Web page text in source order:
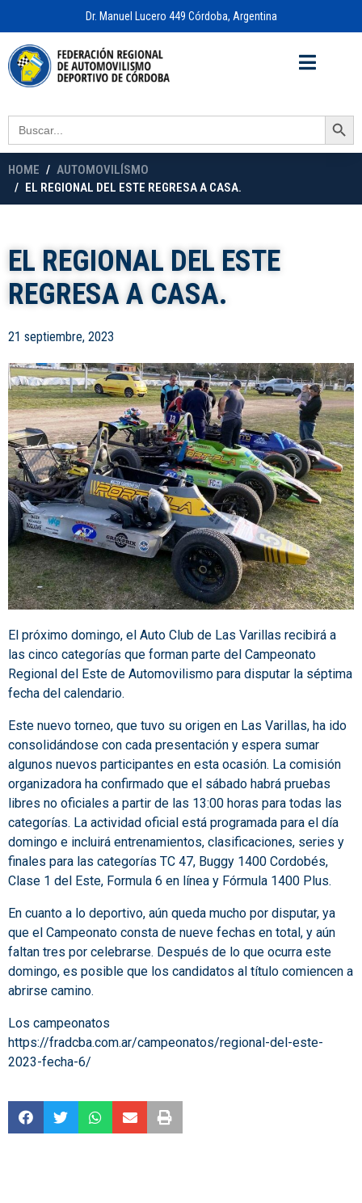
Dr. Manuel Lucero 449 Córdoba, Argentina
Search
for:
Search Button
HOME
AUTOMOVILÍSMO
EL REGIONAL DEL ESTE REGRESA A CASA.
EL REGIONAL DEL ESTE
REGRESA A CASA.
21 septiembre, 2023
El próximo domingo, el Auto Club de Las Varillas recibirá a
las cinco categorías que forman parte del Campeonato
Regional del Este de Automovilismo para disputar la séptima
fecha del calendario.
Este nuevo torneo, que tuvo su origen en Las Varillas, ha ido
consolidándose con cada presentación y espera sumar
algunos nuevos participantes en esta ocasión. La comisión
organizadora ha confirmado que el sábado habrá pruebas
libres no oficiales a partir de las 13:00 horas para todas las
categorías. La actividad oficial está programada para el día
domingo e incluirá entrenamientos, clasificaciones, series y
finales para las categorías TC 47, Buggy 1400 Cordobés,
Clase 1 del Este, Formula 6 en línea y Fórmula 1400 Plus.
En cuanto a lo deportivo, aún queda mucho por disputar, ya
que el Campeonato consta de nueve fechas en total, y aún
faltan tres por celebrarse. Después de lo que ocurra este
domingo, es posible que los candidatos al título comiencen a
abrirse camino.
Los campeonatos
https://fradcba.com.ar/campeonatos/regional-del-este-
2023-fecha-6/